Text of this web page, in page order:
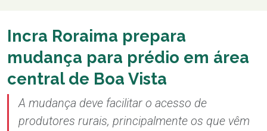
Incra Roraima prepara
mudança para prédio em área
central de Boa Vista
A mudança deve facilitar o acesso de
produtores rurais, principalmente os que vêm